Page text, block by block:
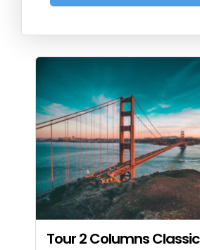
Tour 2 Columns Classic